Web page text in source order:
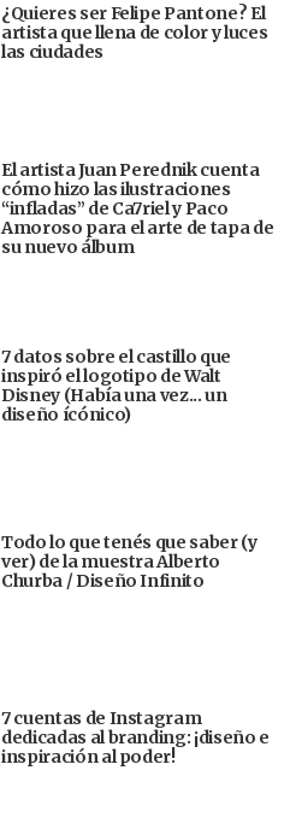
¿Quieres ser Felipe Pantone? El
artista que llena de color y luces
las ciudades
El artista Juan Perednik cuenta
cómo hizo las ilustraciones
“infladas” de Ca7riel y Paco
Amoroso para el arte de tapa de
su nuevo álbum
7 datos sobre el castillo que
inspiró el logotipo de Walt
Disney (Había una vez... un
diseño ícónico)
Todo lo que tenés que saber (y
ver) de la muestra Alberto
Churba / Diseño Infinito
7 cuentas de Instagram
dedicadas al branding: ¡diseño e
inspiración al poder!